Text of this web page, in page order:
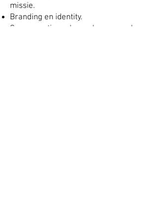
missie.
Branding en identity.
Concurrentie onderzoek naar aanloop